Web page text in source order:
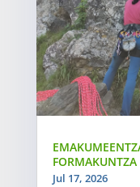
FORMAKUNTZA
Jul 17, 2026